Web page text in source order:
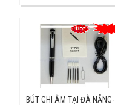
BÚT GHI ÂM TẠI ĐÀ NẴNG-